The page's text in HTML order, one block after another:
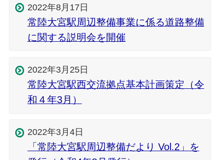
2022年8月17日
常陸大宮駅周辺整備事業に係る道路整備
に関する説明会を開催
2022年3月25日
常陸大宮駅西交流拠点基本計画策定（令
和４年3月）
2022年3月4日
「常陸大宮駅周辺整備だより Vol.2」を